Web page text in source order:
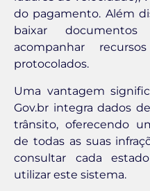
do pagamento. Além
baixar
acompanhar
protocolados.
Uma vantagem
Gov.br integra dados
trânsito, oferecendo
de todas as suas
consultar cada
utilizar este sistema.